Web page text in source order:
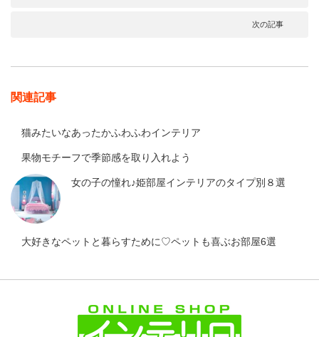
次の記事
関連記事
猫みたいなあったかふわふわインテリア
果物モチーフで季節感を取り入れよう
女の子の憧れ♪姫部屋インテリアのタイプ別８選
大好きなペットと暮らすために♡ペットも喜ぶお部屋6選